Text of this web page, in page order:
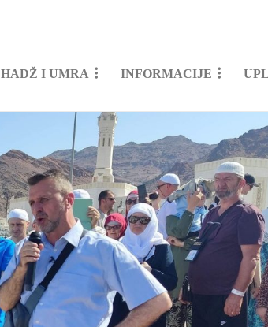
HADŽ I UMRA INFORMACIJE